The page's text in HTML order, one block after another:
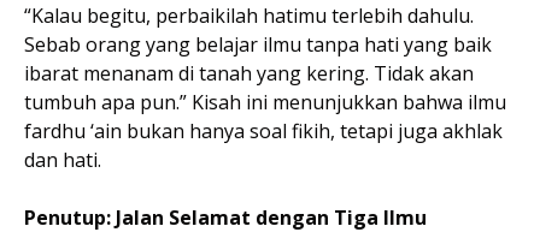
“Kalau begitu, perbaikilah hatimu terlebih dahulu.
Sebab orang yang belajar ilmu tanpa hati yang baik
ibarat menanam di tanah yang kering. Tidak akan
tumbuh apa pun.” Kisah ini menunjukkan bahwa ilmu
fardhu ‘ain bukan hanya soal fikih, tetapi juga akhlak
dan hati.
Penutup: Jalan Selamat dengan Tiga Ilmu